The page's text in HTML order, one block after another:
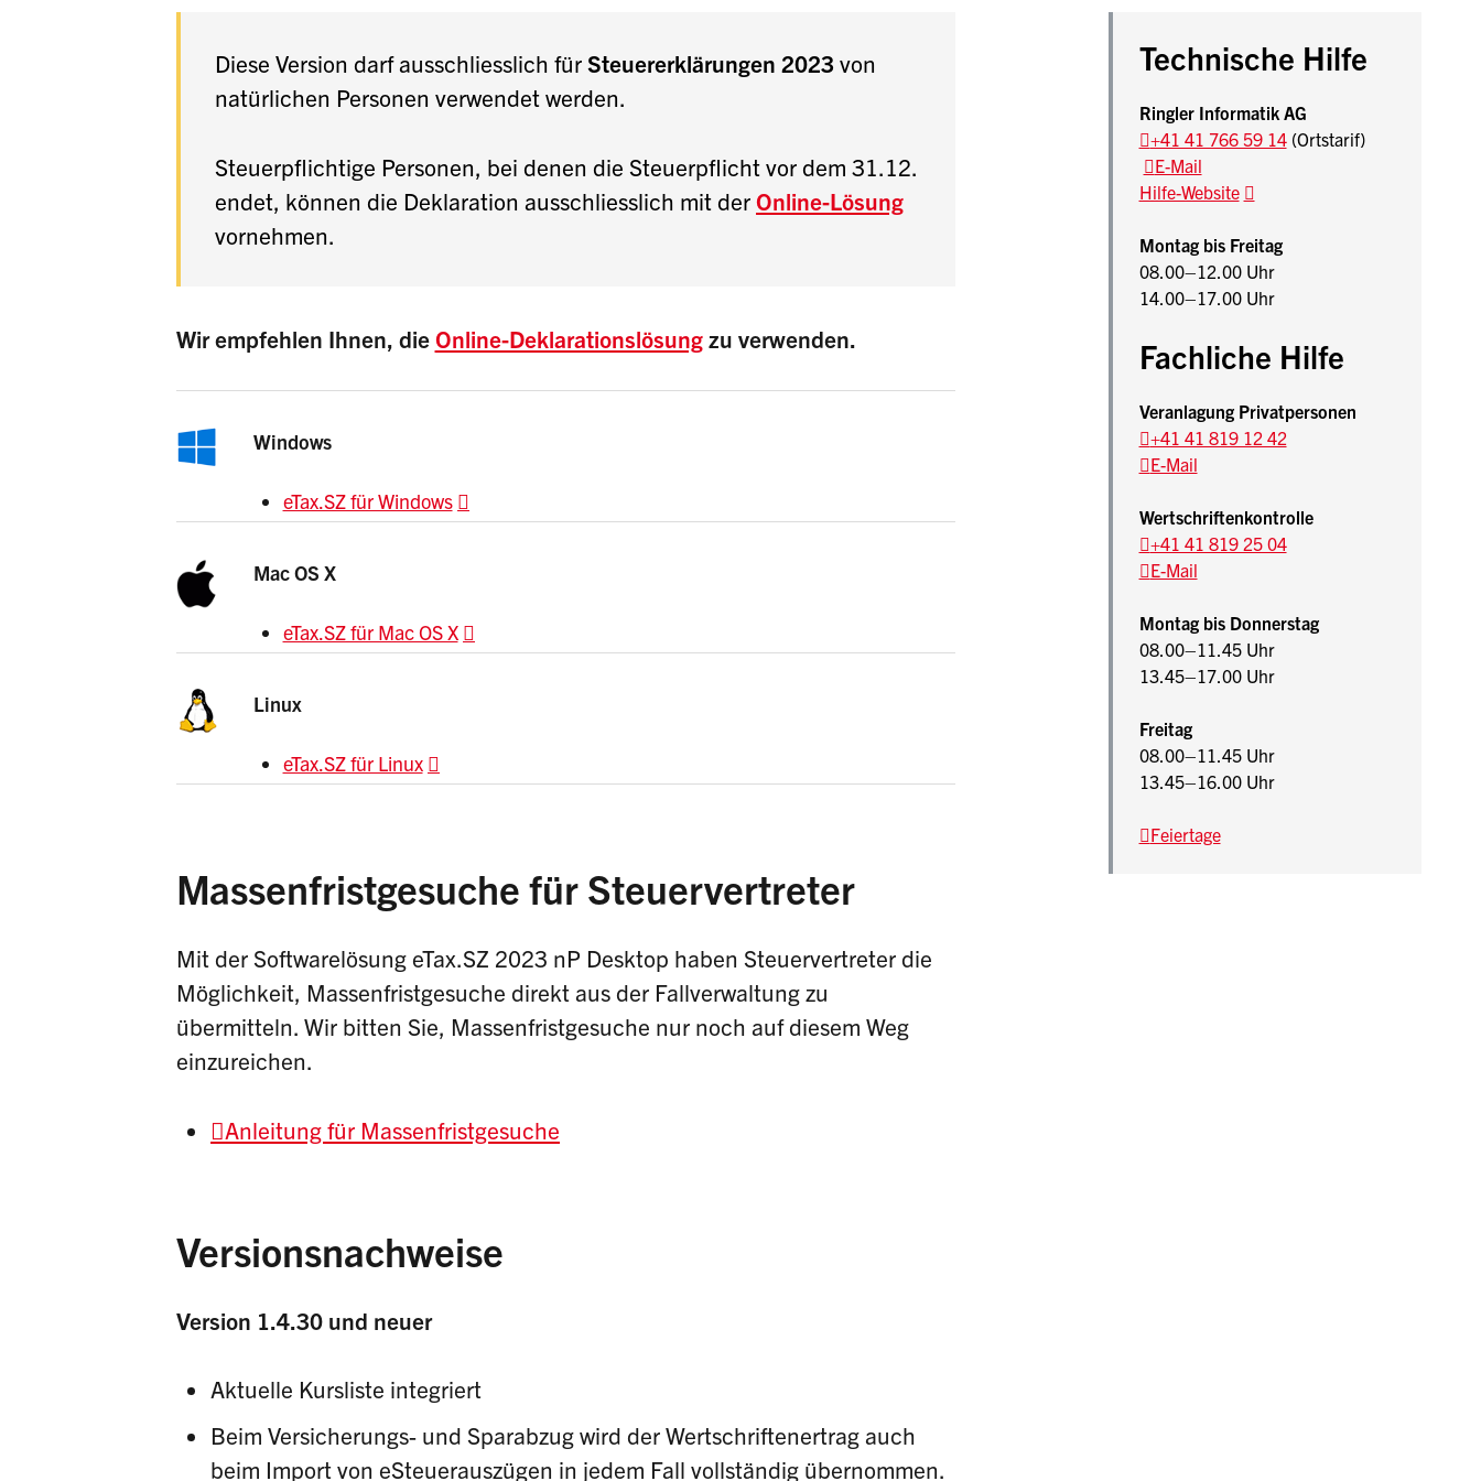
Diese Version darfausschliesslich fürSteuererklärungen 2023von
natürlichen Personen verwendet werden.
Steuerpflichtige Personen, bei denen die Steuerpflicht vor dem 31.12.
endet, können die Deklaration ausschliesslich mit derOnline-Lösung
vornehmen.
Wir empfehlen Ihnen, dieOnline-Deklarationslösungzu verwenden.
Windows
eTax.SZ für Windows
Mac OS X
eTax.SZ für Mac OS X
Linux
eTax.SZ für Linux
Massenfristgesuche für Steuervertreter
Mit der Softwarelösung eTax.SZ 2023 nP Desktop haben Steuervertreter die
Möglichkeit, Massenfristgesuche direkt aus der Fallverwaltung zu
übermitteln. Wir bitten Sie, Massenfristgesuche nur noch auf diesem Weg
einzureichen.
Anleitung für Massenfristgesuche
Versionsnachweise
Version 1.4.30 und neuer
Aktuelle Kursliste integriert
Beim Versicherungs- und Sparabzug wird der Wertschriftenertrag auch
beim Import von eSteuerauszügen in jedem Fall vollständig übernommen.
Sidebar
Technische Hilfe
Ringler Informatik AG
+41 41 766 59 14(Ortstarif)
E-Mail
Hilfe-Website
Montag bis Freitag
08.00–12.00 Uhr
14.00–17.00 Uhr
Fachliche Hilfe
Veranlagung Privatpersonen
+41 41 819 12 42
E-Mail
Wertschriftenkontrolle
+41 41 819 25 04
E-Mail
Montag bis Donnerstag
08.00–11.45 Uhr
13.45–17.00 Uhr
Freitag
08.00–11.45 Uhr
13.45–16.00 Uhr
Feiertage